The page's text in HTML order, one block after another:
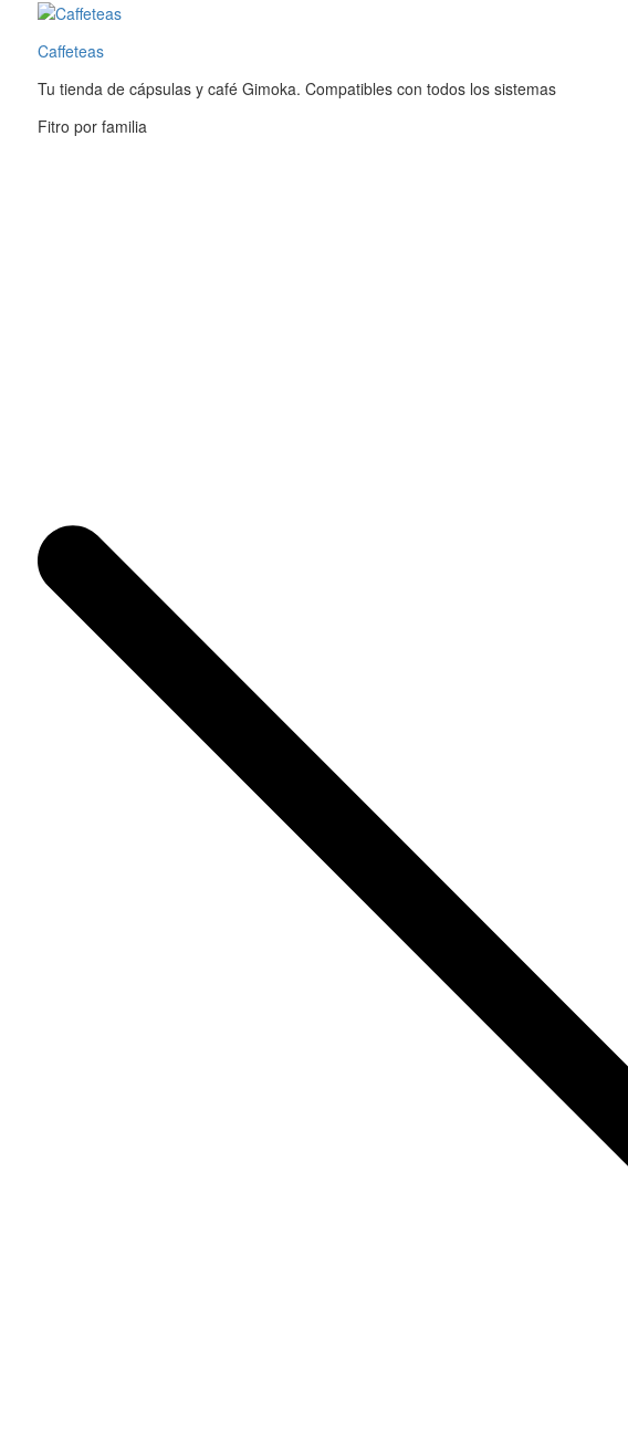
contenido
Caffeteas
Tu tienda de cápsulas y café Gimoka. Compatibles con todos los sistemas
Fitro por familia